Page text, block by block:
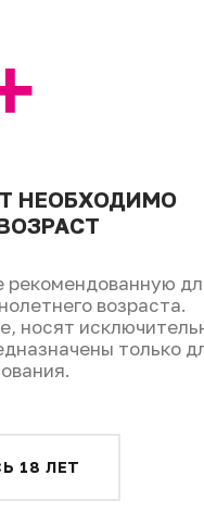
НЕОБХОДИМО
возраста.
носят
только
18 ЛЕТ